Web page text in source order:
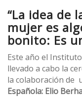
“La idea de
mujer es
bonito: Es
Este año el
llevado a cabo la
la colaboración de
Española: Elio